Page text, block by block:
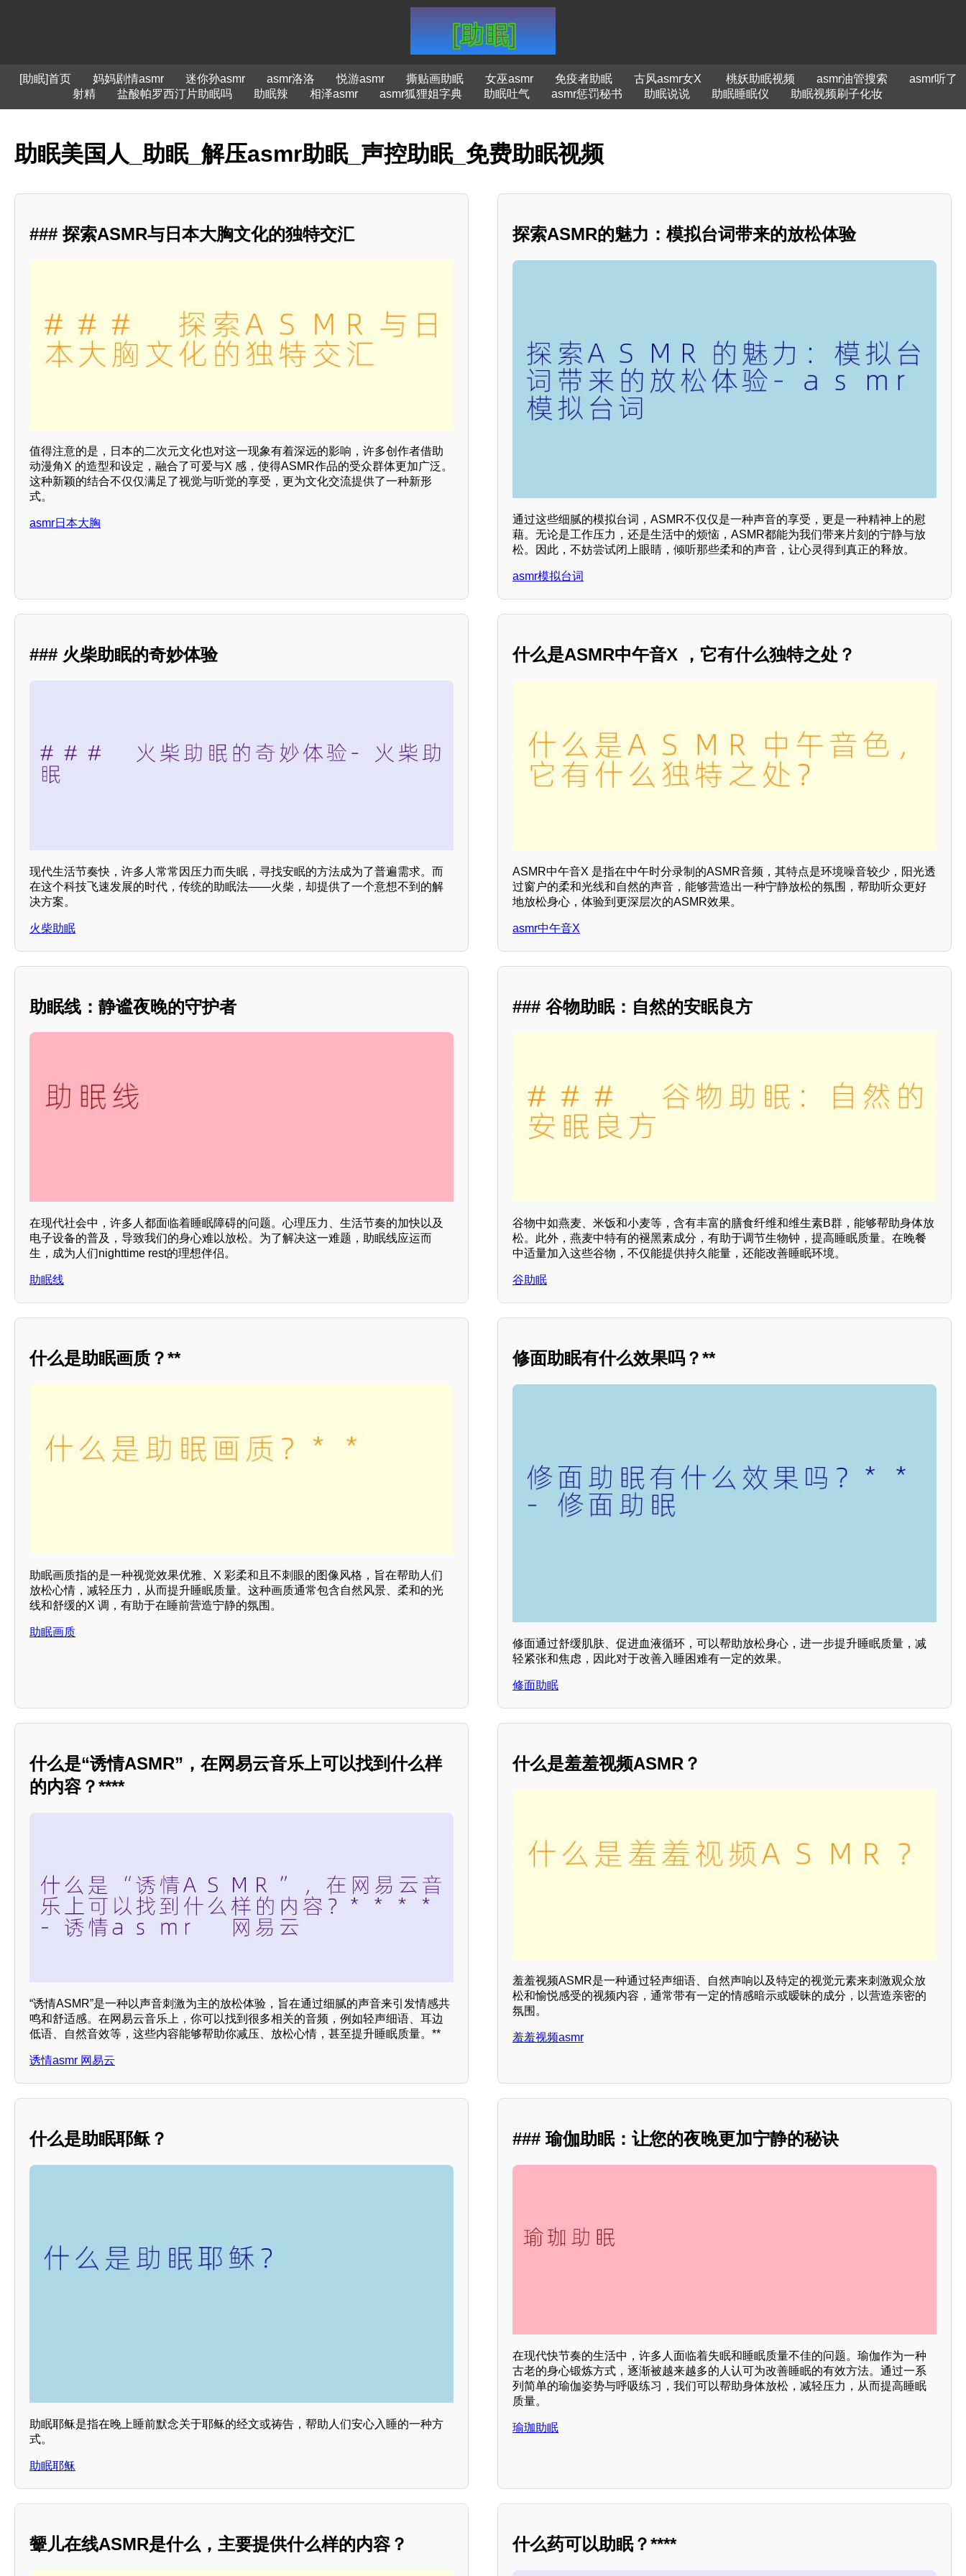
[助眠]首页 妈妈剧情asmr 迷你孙asmr asmr洛洛 悦游asmr 撕贴画助眠 女巫asmr 免疫者助眠 古风asmr女X 桃妖助眠视频 asmr油管搜索
asmr听了
射精
盐酸帕罗西汀片助眠吗 助眠辣 相泽asmr asmr狐狸姐字典 助眠吐气 asmr惩罚秘书 助眠说说 助眠睡眠仪 助眠视频刷子化妆
助眠美国人_助眠_解压asmr助眠_声控助眠_免费助眠视频
### 探索ASMR与日本大胸文化的独特交汇
值得注意的是，日本的二次元文化也对这一现象有着深远的影响，许多创作者借助
动漫角X 的造型和设定，融合了可爱与X 感，使得ASMR作品的受众群体更加广泛。
这种新颖的结合不仅仅满足了视觉与听觉的享受，更为文化交流提供了一种新形
式。
asmr日本大胸
探索ASMR的魅力：模拟台词带来的放松体验
通过这些细腻的模拟台词，ASMR不仅仅是一种声音的享受，更是一种精神上的慰
藉。无论是工作压力，还是生活中的烦恼，ASMR都能为我们带来片刻的宁静与放
松。因此，不妨尝试闭上眼睛，倾听那些柔和的声音，让心灵得到真正的释放。
asmr模拟台词
### 火柴助眠的奇妙体验
现代生活节奏快，许多人常常因压力而失眠，寻找安眠的方法成为了普遍需求。而
在这个科技飞速发展的时代，传统的助眠法——火柴，却提供了一个意想不到的解
决方案。
火柴助眠
什么是ASMR中午音X ，它有什么独特之处？
ASMR中午音X 是指在中午时分录制的ASMR音频，其特点是环境噪音较少，阳光透
过窗户的柔和光线和自然的声音，能够营造出一种宁静放松的氛围，帮助听众更好
地放松身心，体验到更深层次的ASMR效果。
asmr中午音X
助眠线：静谧夜晚的守护者
在现代社会中，许多人都面临着睡眠障碍的问题。心理压力、生活节奏的加快以及
电子设备的普及，导致我们的身心难以放松。为了解决这一难题，助眠线应运而
生，成为人们nighttime rest的理想伴侣。
助眠线
### 谷物助眠：自然的安眠良方
谷物中如燕麦、米饭和小麦等，含有丰富的膳食纤维和维生素B群，能够帮助身体放
松。此外，燕麦中特有的褪黑素成分，有助于调节生物钟，提高睡眠质量。在晚餐
中适量加入这些谷物，不仅能提供持久能量，还能改善睡眠环境。
谷助眠
什么是助眠画质？**
助眠画质指的是一种视觉效果优雅、X 彩柔和且不刺眼的图像风格，旨在帮助人们
放松心情，减轻压力，从而提升睡眠质量。这种画质通常包含自然风景、柔和的光
线和舒缓的X 调，有助于在睡前营造宁静的氛围。
助眠画质
修面助眠有什么效果吗？**
修面通过舒缓肌肤、促进血液循环，可以帮助放松身心，进一步提升睡眠质量，减
轻紧张和焦虑，因此对于改善入睡困难有一定的效果。
修面助眠
什么是“诱情ASMR”，在网易云音乐上可以找到什么样
的内容？****
“诱情ASMR”是一种以声音刺激为主的放松体验，旨在通过细腻的声音来引发情感共
鸣和舒适感。在网易云音乐上，你可以找到很多相关的音频，例如轻声细语、耳边
低语、自然音效等，这些内容能够帮助你减压、放松心情，甚至提升睡眠质量。**
诱情asmr 网易云
什么是羞羞视频ASMR？
羞羞视频ASMR是一种通过轻声细语、自然声响以及特定的视觉元素来刺激观众放
松和愉悦感受的视频内容，通常带有一定的情感暗示或暧昧的成分，以营造亲密的
氛围。
羞羞视频asmr
什么是助眠耶稣？
助眠耶稣是指在晚上睡前默念关于耶稣的经文或祷告，帮助人们安心入睡的一种方
式。
助眠耶稣
### 瑜伽助眠：让您的夜晚更加宁静的秘诀
在现代快节奏的生活中，许多人面临着失眠和睡眠质量不佳的问题。瑜伽作为一种
古老的身心锻炼方式，逐渐被越来越多的人认可为改善睡眠的有效方法。通过一系
列简单的瑜伽姿势与呼吸练习，我们可以帮助身体放松，减轻压力，从而提高睡眠
质量。
瑜珈助眠
颦儿在线ASMR是什么，主要提供什么样的内容？ 什么药可以助眠？****